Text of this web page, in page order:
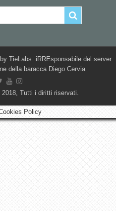
TieLabs iRREsponsabile del server
della baracca Diego Cervia
Tutti i diritti riservati.
Policy